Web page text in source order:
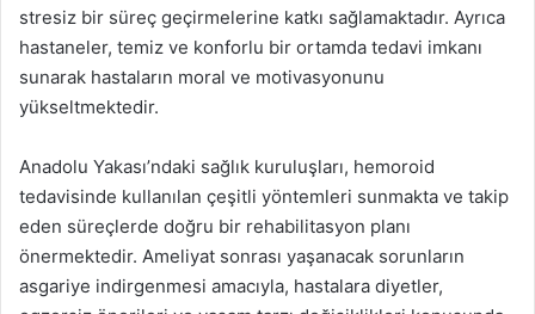
stresiz bir süreç geçirmelerine katkı sağlamaktadır. Ayrıca
hastaneler, temiz ve konforlu bir ortamda tedavi imkanı
sunarak hastaların moral ve motivasyonunu
yükseltmektedir.
Anadolu Yakası’ndaki sağlık kuruluşları, hemoroid
tedavisinde kullanılan çeşitli yöntemleri sunmakta ve takip
eden süreçlerde doğru bir rehabilitasyon planı
önermektedir. Ameliyat sonrası yaşanacak sorunların
asgariye indirgenmesi amacıyla, hastalara diyetler,